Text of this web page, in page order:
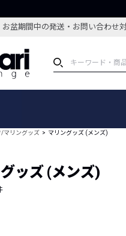
盆期間中の発送・お問い合わせ
す
めアイテム
特集記
/マリングッズ マリングッズ (メンズ)
ッズ (メンズ)